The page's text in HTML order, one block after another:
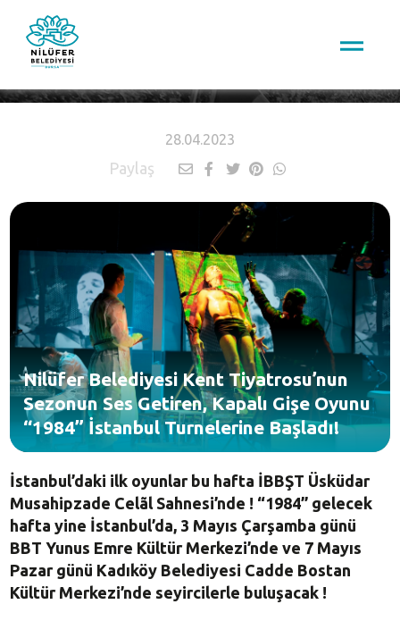
28.04.2023
Paylaş
Nilüfer Belediyesi Kent Tiyatrosu’nun
Sezonun Ses Getiren, Kapalı Gişe Oyunu
“1984” İstanbul Turnelerine Başladı!
İstanbul’daki ilk oyunlar bu hafta İBBŞT Üsküdar
Musahipzade Celãl Sahnesi’nde ! “1984” gelecek
hafta yine İstanbul’da, 3 Mayıs Çarşamba günü
BBT Yunus Emre Kültür Merkezi’nde ve 7 Mayıs
Pazar günü Kadıköy Belediyesi Cadde Bostan
Kültür Merkezi’nde seyircilerle buluşacak !